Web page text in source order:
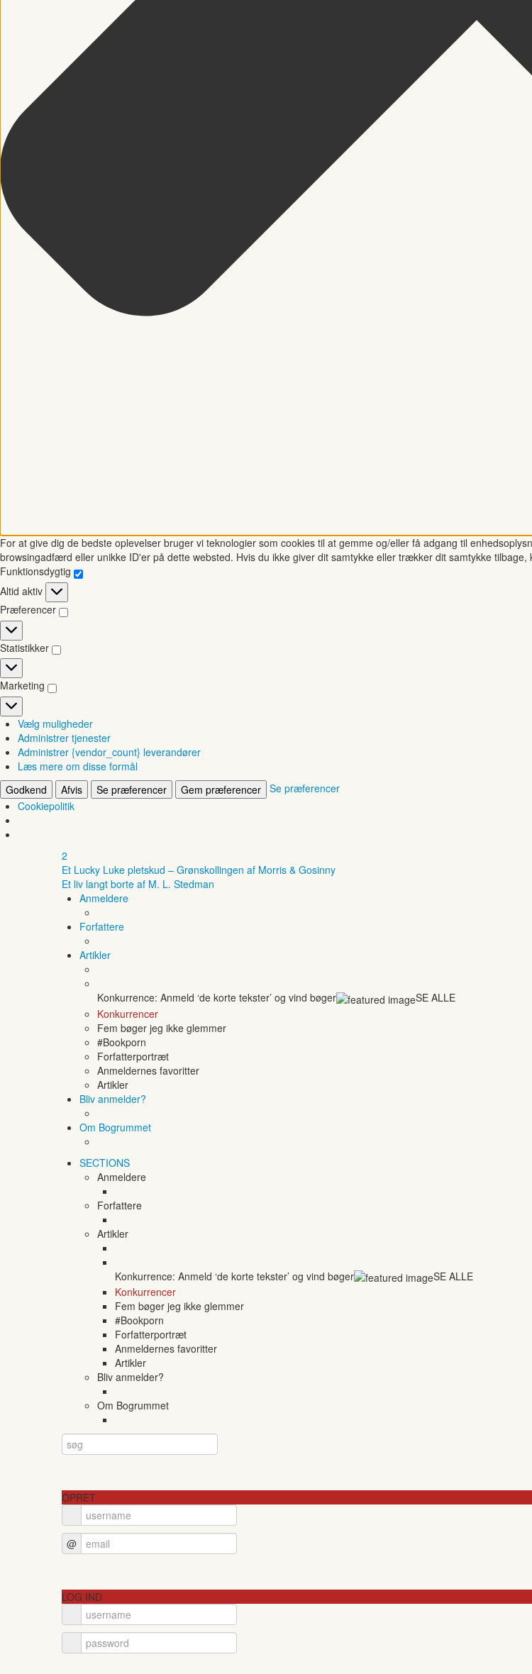
For at give dig de bedste oplevelser bruger vi teknologier som cookies til at gemme og/eller få adgang til
browsingadfærd eller unikke ID'er på dette websted. Hvis du ikke giver dit samtykke eller trækker dit samtykke
Funktionsdygtig
Funktionsdygtig
Altid aktiv
Præferencer
Præferencer
Statistikker
Statistikker
Marketing
Marketing
Vælg muligheder
Administrer tjenester
Administrer {vendor_count} leverandører
Læs mere om disse formål
Godkend
Afvis Se præferencer Gem præferencer Se præferencer
Cookiepolitik
2
Et Lucky Luke pletskud – Grønskollingen af Morris & Gosinny
Et liv langt borte af M. L. Stedman
Anmeldere
Forfattere
Artikler
Konkurrence: Anmeld ‘de korte tekster’ og vind bøger
SE ALLE
Konkurrencer
Fem bøger jeg ikke glemmer
#Bookporn
Forfatterportræt
Anmeldernes favoritter
Artikler
Bliv anmelder?
Om Bogrummet
SECTIONS
Anmeldere
Forfattere
Artikler
Konkurrence: Anmeld ‘de korte tekster’ og vind bøger
SE ALLE
Konkurrencer
Fem bøger jeg ikke glemmer
#Bookporn
Forfatterportræt
Anmeldernes favoritter
Artikler
Bliv anmelder?
Om Bogrummet
OPRET
@
LOG IND